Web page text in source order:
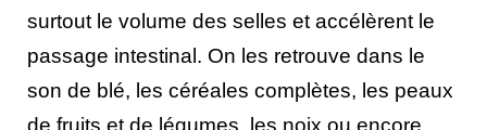
surtout le volume des selles et accélèrent le
passage intestinal. On les retrouve dans le
son de blé, les céréales complètes, les peaux
de fruits et de légumes, les noix ou encore